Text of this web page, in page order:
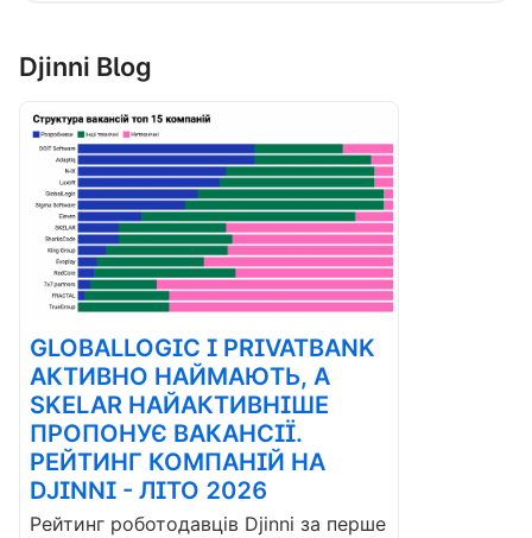
Djinni Blog
GLOBALLOGIC І PRIVATBANK
АКТИВНО НАЙМАЮТЬ, А
SKELAR НАЙАКТИВНІШЕ
ПРОПОНУЄ ВАКАНСІЇ.
РЕЙТИНГ КОМПАНІЙ НА
DJINNI - ЛІТО 2026
Рейтинг роботодавців Djinni за перше